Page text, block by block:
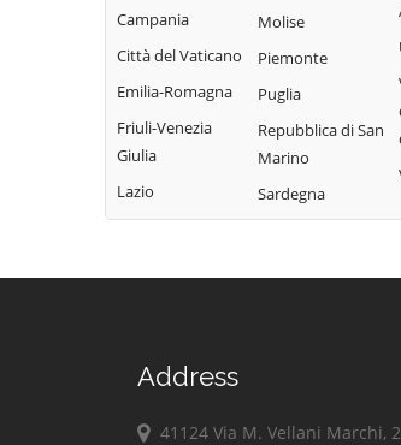
Brunate
Bulgarograsso
Cabiate
Cadorago
Canzo
Carate Urio
Carbonate
Laino
Lambrugo
Lasnigo
Lomazzo
Campania
Città del Vaticano
Emilia-Romagna
Friuli-Venezia
Giulia
Lazio
Molise
Piemonte
Puglia
Repubblica di San
Marino
Sardegna
Address
41124 Via M. Vellani Marchi,